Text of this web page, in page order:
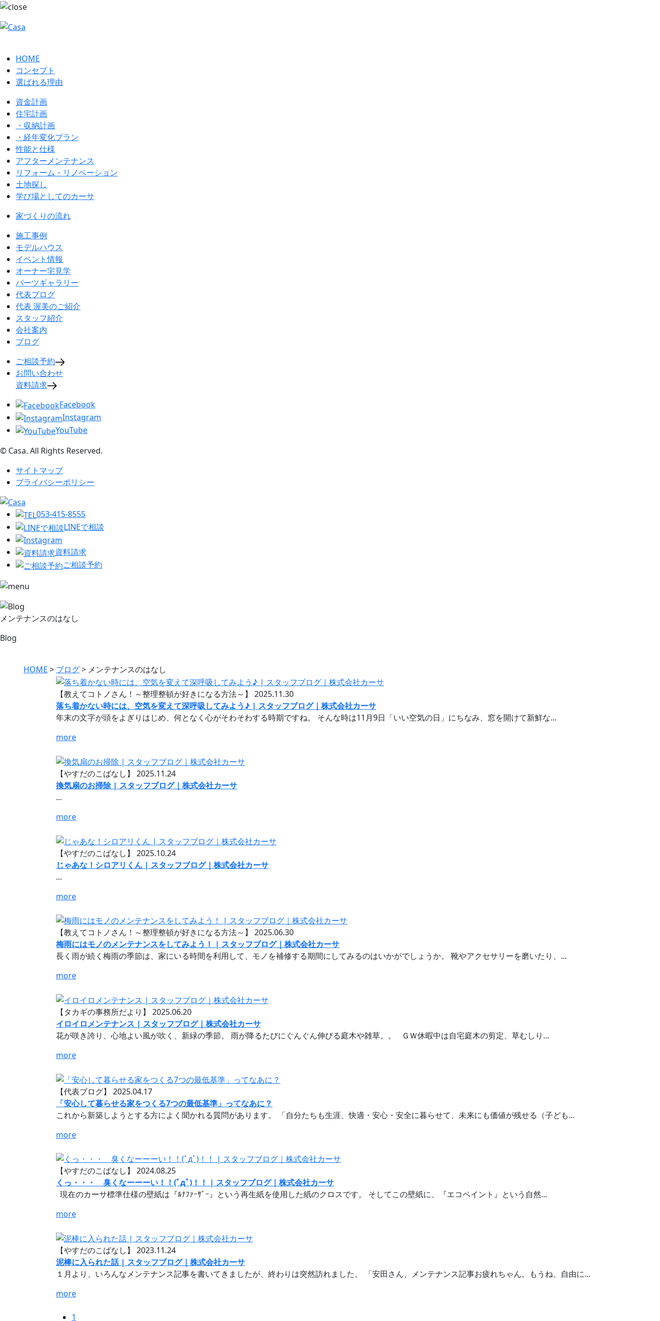
HOME
コンセプト
選ばれる理由
資金計画
住宅計画
・収納計画
・経年変化プラン
性能と仕様
アフターメンテナンス
リフォーム・リノベーション
土地探し
学び場としてのカーサ
家づくりの流れ
施工事例
モデルハウス
イベント情報
オーナー宅見学
パーツギャラリー
代表ブログ
代表 渥美のご紹介
スタッフ紹介
会社案内
ブログ
ご相談予約
お問い合わせ
資料請求
Facebook
Instagram
YouTube
© Casa. All Rights Reserved.
サイトマップ
プライバシーポリシー
053-415-8555
LINEで相談
資料請求
ご相談予約
メンテナンスのはなし
Blog
HOME > ブログ> メンテナンスのはなし
【教えてコトノさん！～整理整頓が好きになる方法～】 2025.11.30
落ち着かない時には、空気を変えて深呼吸してみよう♪ | スタッフブログ｜株式会社カーサ
年末の文字が頭をよぎりはじめ、何となく心がそわそわする時期ですね。 そんな時は11月9日「いい空気の日」にちなみ、窓を開けて新鮮な...
more
【やすだのこばなし】 2025.11.24
換気扇のお掃除 | スタッフブログ｜株式会社カーサ
...
more
【やすだのこばなし】 2025.10.24
じゃあな！シロアリくん | スタッフブログ｜株式会社カーサ
...
more
【教えてコトノさん！～整理整頓が好きになる方法～】 2025.06.30
梅雨にはモノのメンテナンスをしてみよう！ | スタッフブログ｜株式会社カーサ
長く雨が続く梅雨の季節は、家にいる時間を利用して、モノを補修する期間にしてみるのはいかがでしょうか。 靴やアクセサリーを磨いたり、...
more
【タカギの事務所だより】 2025.06.20
イロイロメンテナンス | スタッフブログ｜株式会社カーサ
花が咲き誇り、心地よい風が吹く、新緑の季節。 雨が降るたびにぐんぐん伸びる庭木や雑草。。 ＧＷ休暇中は自宅庭木の剪定、草むしり...
more
【代表ブログ】 2025.04.17
「安心して暮らせる家をつくる7つの最低基準」ってなあに？
これから新築しようとする方によく聞かれる質問があります。 「自分たちも生涯、快適・安心・安全に暮らせて、未来にも価値が残せる（子ども...
more
【やすだのこばなし】 2024.08.25
くっ・・・ 臭くなーーーい！！(ﾟдﾟ)！！ | スタッフブログ｜株式会社カーサ
現在のカーサ標準仕様の壁紙は『ﾙﾅﾌｧｰｻﾞｰ』という再生紙を使用した紙のクロスです。 そしてこの壁紙に、『エコペイント』という自然...
more
【やすだのこばなし】 2023.11.24
泥棒に入られた話 | スタッフブログ｜株式会社カーサ
１月より、いろんなメンテナンス記事を書いてきましたが、終わりは突然訪れました。 「安田さん、メンテナンス記事お疲れちゃん。もうね、自由に...
more
1